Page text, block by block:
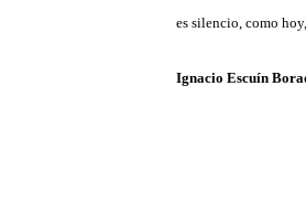
es silencio, como
Ignacio Escuín